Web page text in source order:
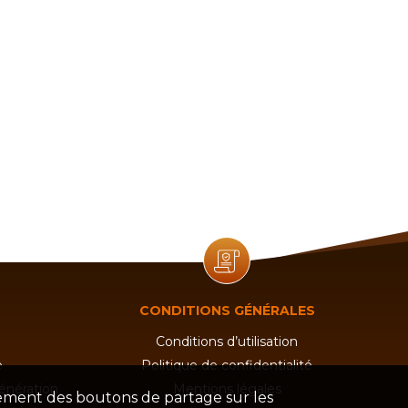
CONDITIONS GÉNÉRALES
Conditions d’utilisation
Politique de confidentialité
Mentions légales
des boutons de partage sur les